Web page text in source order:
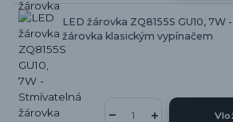
LED žárovka ZQ8155S GU10, 7W
žárovka klasickým vypínačem